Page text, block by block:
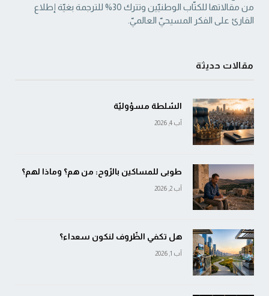
من مقالاتها للكتّاب الوطنيّين ‏وتترك 30% للترجمة بغيّة إطلاع
القارئ على الفكر المسيحيّ العالميّ.‏
مقالات حديثة
السّلطة مسؤوليّة
آب 4, 2026
طوبى للمساكين بالرّوح: من هم؟ وماذا لهم؟
آب 2, 2026
هل تكفي الظّروف لنكون سعداء؟
آب 1, 2026